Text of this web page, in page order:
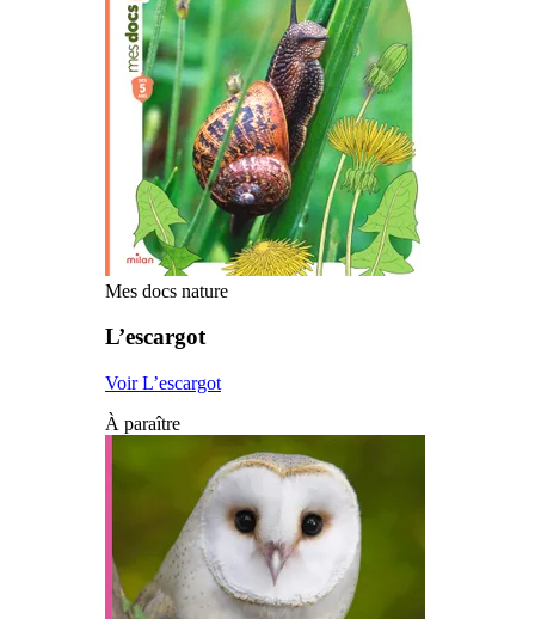
Mes docs nature
L’escargot
Voir L’escargot
À paraître